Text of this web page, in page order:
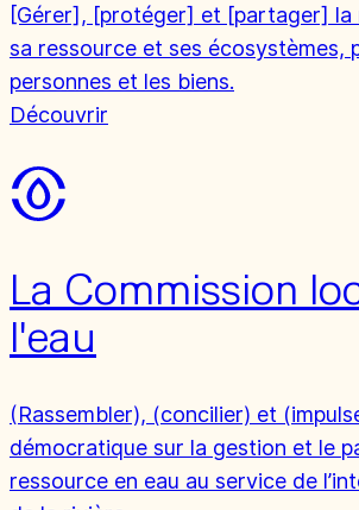
Drôme
[Gérer], [protéger] et [partager] la
sa ressource et ses écosystèmes,
personnes et les biens.
Découvrir
La Commission
l'eau
(Rassembler), (concilier) et
démocratique sur la gestion et le
ressource en eau au service de